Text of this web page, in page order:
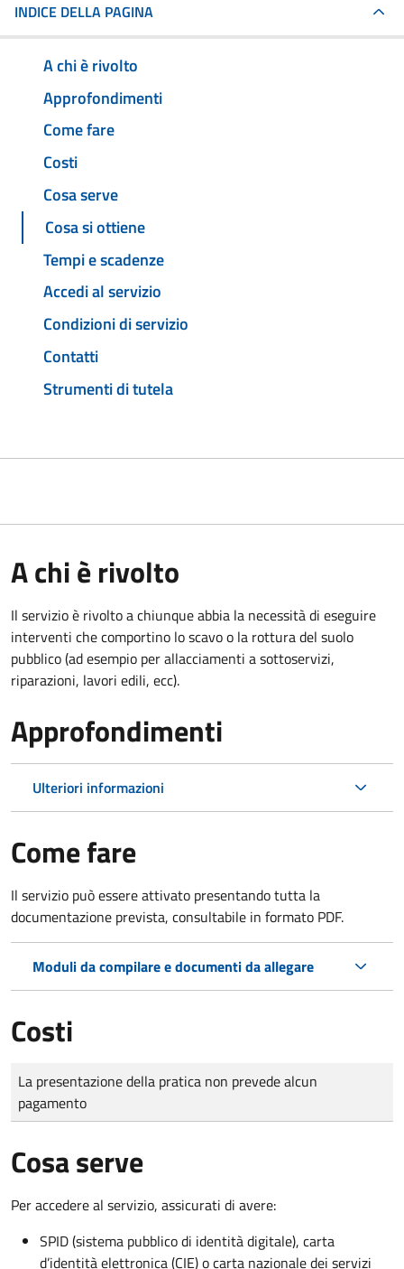
INDICE DELLA PAGINA
A chi è rivolto
Approfondimenti
Come fare
Costi
Cosa serve
Cosa si ottiene
Tempi e scadenze
Accedi al servizio
Condizioni di servizio
Contatti
Strumenti di tutela
A chi è rivolto
Il servizio è rivolto a chiunque abbia la necessità di eseguire
interventi che comportino lo scavo o la rottura del suolo
pubblico (ad esempio per allacciamenti a sottoservizi,
riparazioni, lavori edili, ecc).
Approfondimenti
Ulteriori informazioni
Come fare
Il servizio può essere attivato presentando tutta la
documentazione prevista, consultabile in formato PDF.
Moduli da compilare e documenti da allegare
Costi
Tipo di pagamento
Importo
La presentazione della pratica non prevede alcun
pagamento
Cosa serve
Per accedere al servizio, assicurati di avere:
SPID (sistema pubblico di identità digitale), carta
d’identità elettronica (CIE) o carta nazionale dei servizi